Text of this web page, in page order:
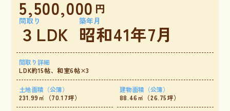
5,500,000 円
間取り
３LDK
築年月
昭和41年7月
間取り詳細
LDK約15帖、和室6帖×3
土地面積（公簿）
231.99㎡（70.17坪）
建物面積（公簿）
88.46㎡（26.75坪）